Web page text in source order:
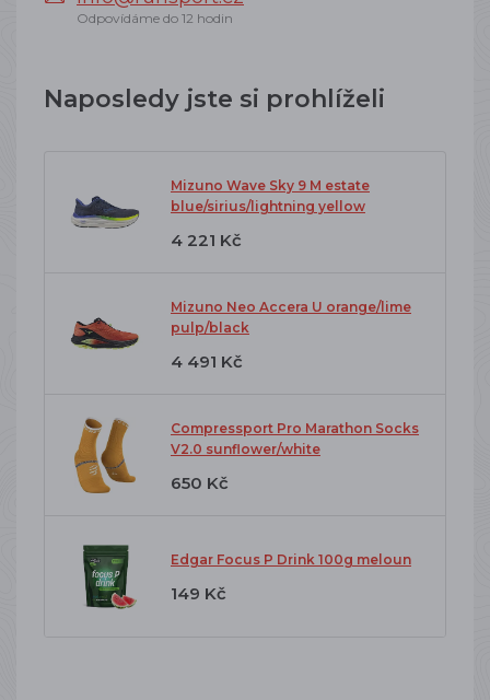
Odpovídáme do 12 hodin
Naposledy jste si prohlíželi
Mizuno Wave Sky 9 M estate
blue/sirius/lightning yellow
4 221 Kč
Mizuno Neo Accera U orange/lime
pulp/black
4 491 Kč
Compressport Pro Marathon Socks
V2.0 sunflower/white
650 Kč
Edgar Focus P Drink 100g meloun
149 Kč